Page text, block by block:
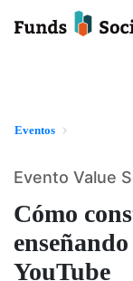
Eventos
Cómo
YouTube
Evento Value